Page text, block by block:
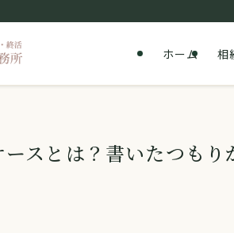
ホーム 相
スとは？書いたつも